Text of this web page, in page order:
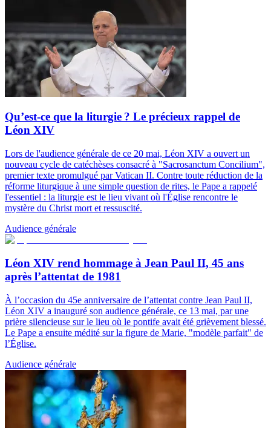
Qu’est-ce que la liturgie ? Le précieux rappel de
Léon XIV
Lors de l'audience générale de ce 20 mai, Léon XIV a ouvert un
nouveau cycle de catéchèses consacré à "Sacrosanctum Concilium",
premier texte promulgué par Vatican II. Contre toute réduction de la
réforme liturgique à une simple question de rites, le Pape a rappelé
l'essentiel : la liturgie est le lieu vivant où l'Église rencontre le
mystère du Christ mort et ressuscité.
Audience générale
Léon XIV rend hommage à Jean Paul II, 45 ans
après l’attentat de 1981
À l’occasion du 45e anniversaire de l’attentat contre Jean Paul II,
Léon XIV a inauguré son audience générale, ce 13 mai, par une
prière silencieuse sur le lieu où le pontife avait été grièvement blessé.
Le Pape a ensuite médité sur la figure de Marie, "modèle parfait" de
l’Église.
Audience générale